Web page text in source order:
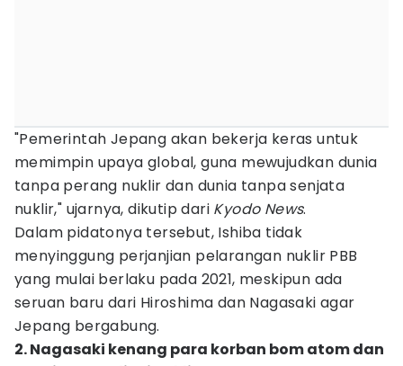
"Pemerintah Jepang akan bekerja keras untuk
memimpin upaya global, guna mewujudkan dunia
tanpa perang nuklir dan dunia tanpa senjata
nuklir," ujarnya, dikutip dari Kyodo News.
Dalam pidatonya tersebut, Ishiba tidak
menyinggung perjanjian pelarangan nuklir PBB
yang mulai berlaku pada 2021, meskipun ada
seruan baru dari Hiroshima dan Nagasaki agar
Jepang bergabung.
2. Nagasaki kenang para korban bom atom dan